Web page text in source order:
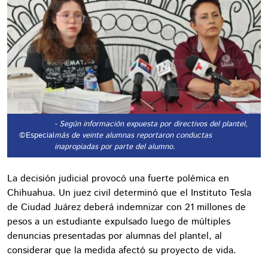
©Especial
- Según información expuesta por directivos del plantel,
más de veinte alumnas reportaron conductas
inapropiadas por parte del alumno.
La decisión judicial provocó una fuerte polémica en
Chihuahua. Un juez civil determinó que el Instituto Tesla
de Ciudad Juárez deberá indemnizar con 21 millones de
pesos a un estudiante expulsado luego de múltiples
denuncias presentadas por alumnas del plantel, al
considerar que la medida afectó su proyecto de vida.